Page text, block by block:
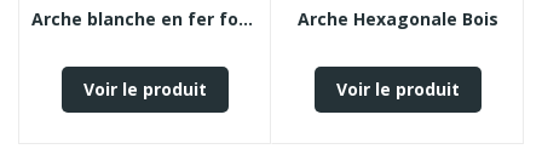
Arche blanche en fer forgé
Voir le produit
Arche Hexagonale Bois
Voir le produit